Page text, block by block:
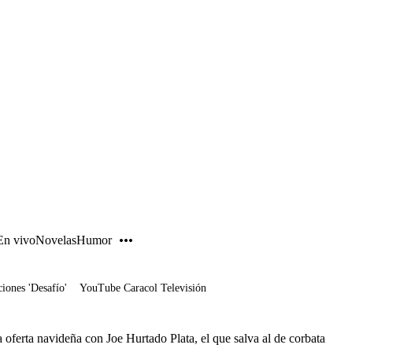
vivoNovelasHumor
'Desafío' YouTube Caracol Televisión
oferta navideña con Joe Hurtado Plata, el que salva al de corbata